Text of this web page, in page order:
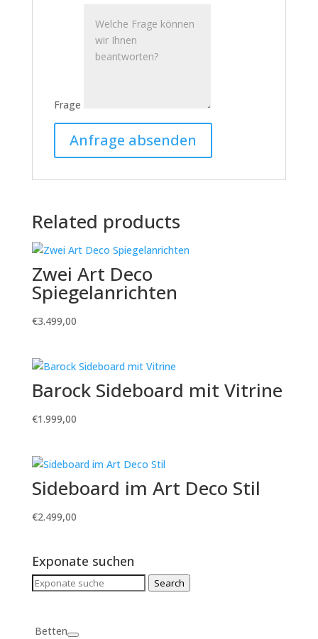
Frage
Related products
Zwei Art Deco
Spiegelanrichten
€3.499,00
Barock Sideboard mit Vitrine
€1.999,00
Sideboard im Art Deco Stil
€2.499,00
Exponate suchen
Search
Search
Betten